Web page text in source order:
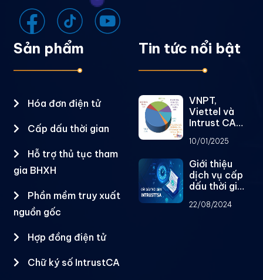
Sản phẩm
Hóa đơn điện tử
Cấp dấu thời gian
Hỗ trợ thủ tục tham
gia BHXH
Phần mềm truy xuất
nguồn gốc
Hợp đồng điện tử
Chữ ký số IntrustCA
Tin tức nổi bật
VNPT,
Viettel và
Intrust CA
79% thị
chữ ký số
công cộng
10/01/2025
Giới thiệu
dịch vụ cấp
dấu thời gian
22/08/2024